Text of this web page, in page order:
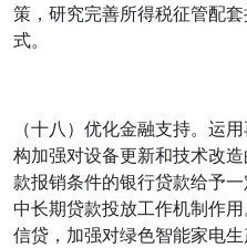
策，研究完善所得税征管配
式。
（十八）优化金融支持。运
构加强对设备更新和技术改
款报销条件的银行贷款给予
中长期贷款投放工作机制作
信贷，加强对绿色智能家电生